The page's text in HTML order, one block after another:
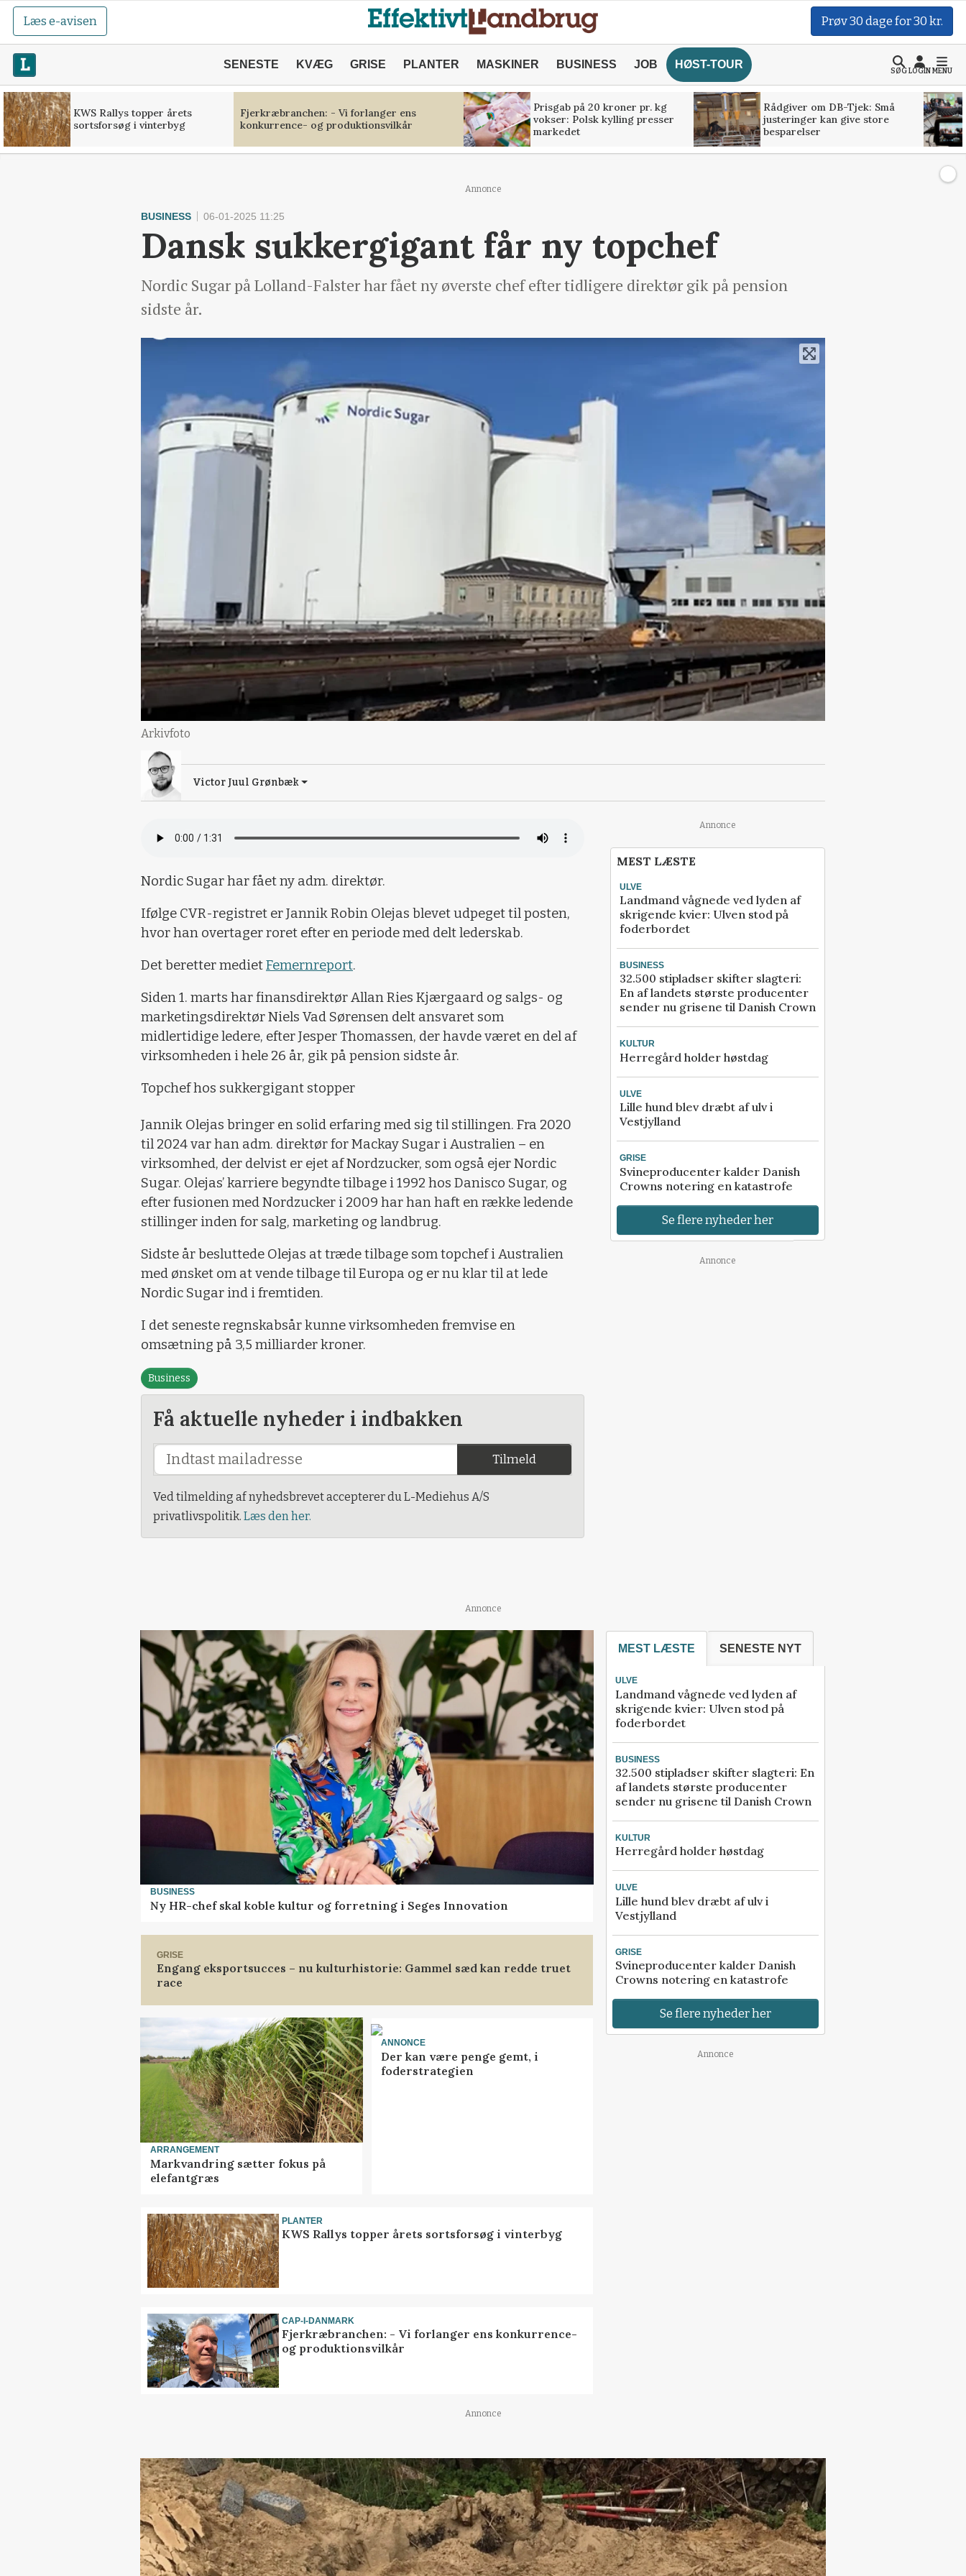
Læs e-avisen Prøv 30 dage for 30 kr.
SENESTE KVÆG GRISE PLANTER MASKINER BUSINESS JOB HØST-TOUR
SØGLOGINMENU
KWS Rallys topper årets
sortsforsøg i vinterbyg
Fjerkræbranchen: - Vi forlanger ens
konkurrence- og produktionsvilkår
Prisgab på 20 kroner pr. kg
vokser: Polsk kylling presser
markedet
Rådgiver om DB-Tjek: Små
justeringer kan give store
besparelser
Annonce
BUSINESS 06-01-2025 11:25
Dansk sukkergigant får ny topchef
Nordic Sugar på Lolland-Falster har fået ny øverste chef efter tidligere direktør gik på pension
sidste år.
Arkivfoto
Victor Juul Grønbæk
Nordic Sugar har fået ny adm. direktør.
Ifølge CVR-registret er Jannik Robin Olejas blevet udpeget til posten,
hvor han overtager roret efter en periode med delt lederskab.
Det beretter medietFemernreport.
Siden 1. marts har finansdirektør Allan Ries Kjærgaard og salgs- og
marketingsdirektør Niels Vad Sørensen delt ansvaret som
midlertidige ledere, efter Jesper Thomassen, der havde været en del af
virksomheden i hele 26 år, gik på pension sidste år.
Topchef hos sukkergigant stopper
Jannik Olejas bringer en solid erfaring med sig til stillingen. Fra 2020
til 2024 var han adm. direktør for Mackay Sugar i Australien – en
virksomhed, der delvist er ejet af Nordzucker, som også ejer Nordic
Sugar. Olejas’ karriere begyndte tilbage i 1992 hos Danisco Sugar, og
efter fusionen med Nordzucker i 2009 har han haft en række ledende
stillinger inden for salg, marketing og landbrug.
Sidste år besluttede Olejas at træde tilbage som topchef i Australien
med ønsket om at vende tilbage til Europa og er nu klar til at lede
Nordic Sugar ind i fremtiden.
I det seneste regnskabsår kunne virksomheden fremvise en
omsætning på 3,5 milliarder kroner.
Business
Få aktuelle nyheder i indbakken
Tilmeld
Ved tilmelding af nyhedsbrevet accepterer du L-Mediehus A/S
privatlivspolitik. Læs den her.
Annonce
MEST LÆSTE
ULVE
Landmand vågnede ved lyden af
skrigende kvier: Ulven stod på
foderbordet
BUSINESS
32.500 stipladser skifter slagteri:
En af landets største producenter
sender nu grisene til Danish Crown
KULTUR
Herregård holder høstdag
ULVE
Lille hund blev dræbt af ulv i
Vestjylland
GRISE
Svineproducenter kalder Danish
Crowns notering en katastrofe
Se flere nyheder her
Annonce
Annonce
BUSINESS
Ny HR-chef skal koble kultur og forretning i Seges Innovation
GRISE
Engang eksportsucces – nu kulturhistorie: Gammel sæd kan redde truet
race
ARRANGEMENT
Markvandring sætter fokus på
elefantgræs
ANNONCE
Der kan være penge gemt, i
foderstrategien
PLANTER
KWS Rallys topper årets sortsforsøg i vinterbyg
CAP-I-DANMARK
Fjerkræbranchen: - Vi forlanger ens konkurrence-
og produktionsvilkår
MEST LÆSTE SENESTE NYT
ULVE
Landmand vågnede ved lyden af
skrigende kvier: Ulven stod på
foderbordet
BUSINESS
32.500 stipladser skifter slagteri: En
af landets største producenter
sender nu grisene til Danish Crown
KULTUR
Herregård holder høstdag
ULVE
Lille hund blev dræbt af ulv i
Vestjylland
GRISE
Svineproducenter kalder Danish
Crowns notering en katastrofe
Se flere nyheder her
Annonce
Annonce